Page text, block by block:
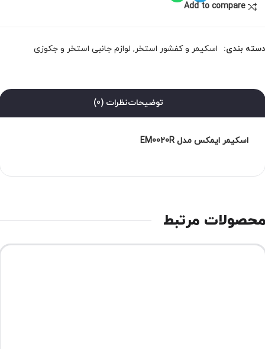
Add to compare
بندی: اسکیمر و کفشور استخر, لوازم جانبی استخر و جکوزی
توضیحاتنظرات (0)
اسکیمر ایمکس مدل EM0020R
مرتبط